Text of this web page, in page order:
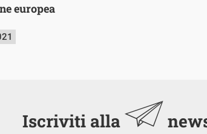
europea
Iscriviti alla